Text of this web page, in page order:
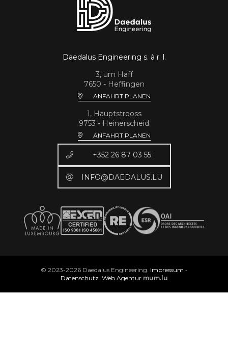
Daedalus Engineering s. à r. l.
3, um Haff
7650 - Heffingen
ANFAHRT PLANEN
1, Hauptstrooss
9753 - Heinerscheid
ANFAHRT PLANEN
+352 26 87 03 55
INFO@DAEDALUS.LU
© 2023-2026 Daedalus Engineering. Impressum -
Datenschutz. Web Agentur mum.lu